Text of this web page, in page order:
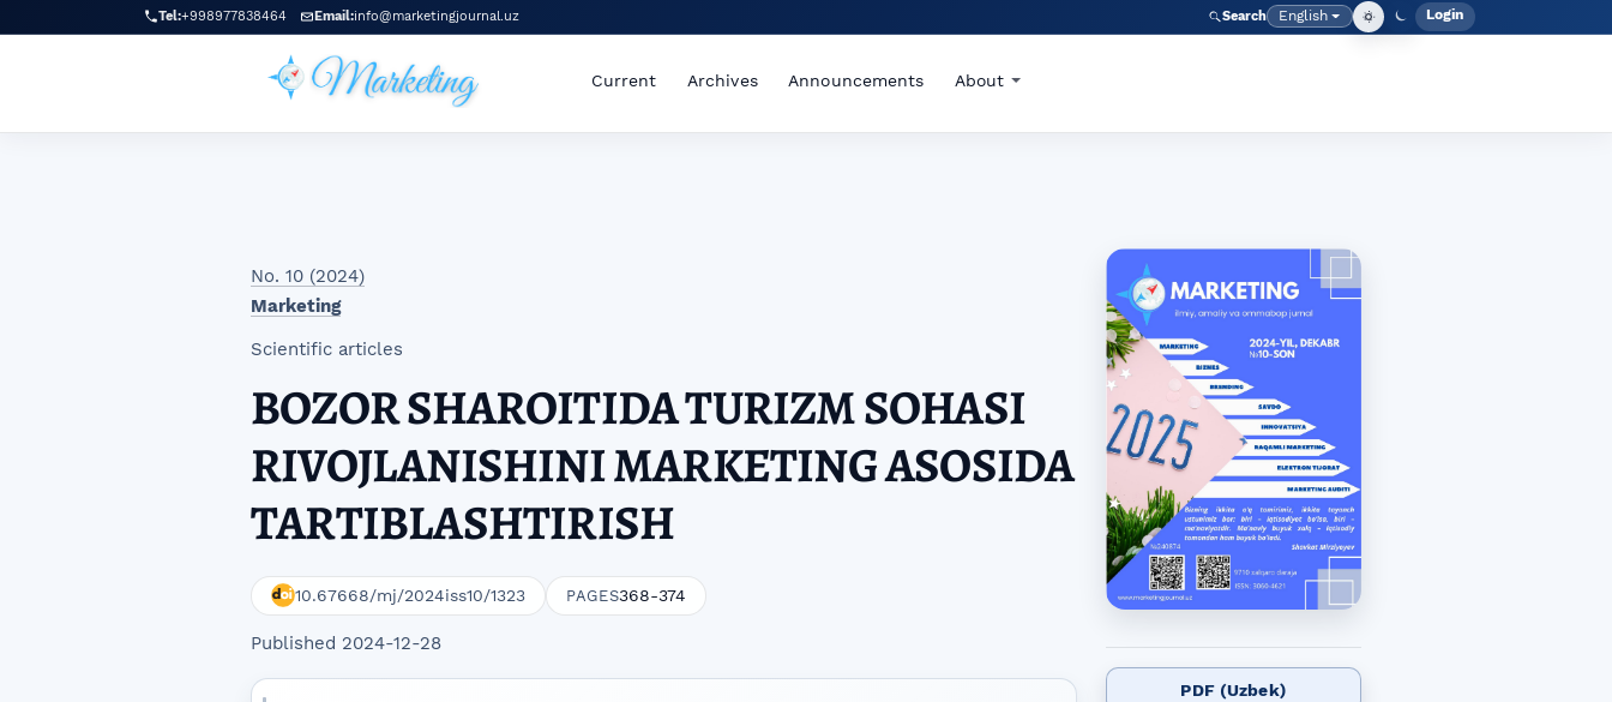
Skip to main navigation menu
Skip to main content
Skip to site footer
Tel:+998977838464 Email:info@marketingjournal.uz Search Language
English Admin
Login
Current Archives Announcements About
No. 10 (2024)
Marketing
Scientific articles
BOZOR SHAROITIDA TURIZM SOHASI
RIVOJLANISHINI MARKETING ASOSIDA
TARTIBLASHTIRISH
10.67668/mj/2024iss10/1323 PAGES368-374
Published 2024-12-28
PDF (Uzbek)